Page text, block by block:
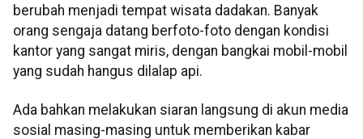
berubah menjadi tempat wisata dadakan. Banyak
orang sengaja datang berfoto-foto dengan kondisi
kantor yang sangat miris, dengan bangkai mobil-mobil
yang sudah hangus dilalap api.
Ada bahkan melakukan siaran langsung di akun media
sosial masing-masing untuk memberikan kabar